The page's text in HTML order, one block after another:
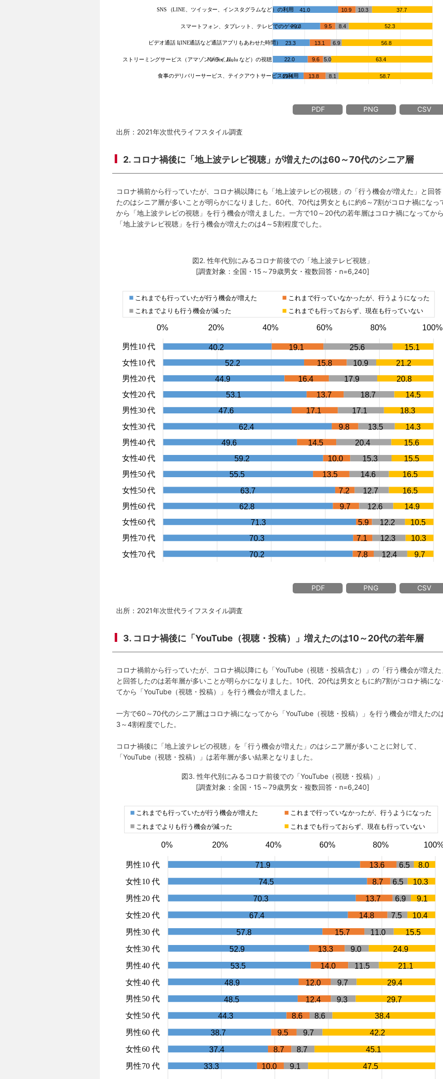
PDF PNG CSV
出所：2021年次世代ライフスタイル調査
2. コロナ禍後に「地上波テレビ視聴」が増えたのは60～70代のシニア層
コロナ禍前から行っていたが、コロナ禍以降にも「地上波テレビの視聴」の「行う機会が増えた」と回答
たのはシニア層が多いことが明らかになりました。60代、70代は男女ともに約6～7割がコロナ禍になっ
から「地上波テレビの視聴」を行う機会が増えました。一方で10～20代の若年層はコロナ禍になってか
「地上波テレビ視聴」を行う機会が増えたのは4～5割程度でした。
図2. 性年代別にみるコロナ前後での「地上波テレビ視聴」
[調査対象：全国・15～79歳男女・複数回答・n=6,240]
PDF PNG CSV
出所：2021年次世代ライフスタイル調査
3. コロナ禍後に「YouTube（視聴・投稿）」増えたのは10～20代の若年層
コロナ禍前から行っていたが、コロナ禍以降にも「YouTube（視聴・投稿含む）」の「行う機会が増えた
と回答したのは若年層が多いことが明らかになりました。10代、20代は男女ともに約7割がコロナ禍にな
てから「YouTube（視聴・投稿）」を行う機会が増えました。
一方で60～70代のシニア層はコロナ禍になってから「YouTube（視聴・投稿）」を行う機会が増えたの
3～4割程度でした。
コロナ禍後に「地上波テレビの視聴」を「行う機会が増えた」のはシニア層が多いことに対して、
「YouTube（視聴・投稿）」は若年層が多い結果となりました。
図3. 性年代別にみるコロナ前後での「YouTube（視聴・投稿）」
[調査対象：全国・15～79歳男女・複数回答・n=6,240]